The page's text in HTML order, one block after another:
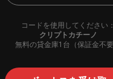
コードを使用してください
クリプトカチーノ
無料の貸金庫1台（保証金不